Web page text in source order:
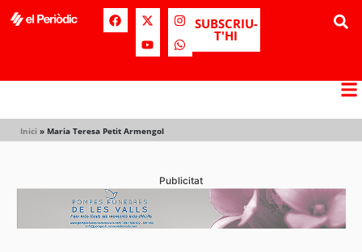
SUBSCRIU-
T'HI
Inici » Maria Teresa Petit Armengol
Publicitat